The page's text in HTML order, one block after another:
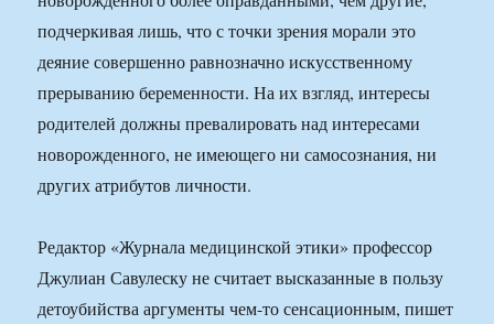
подчеркивая лишь, что с точки зрения морали это
деяние совершенно равнозначно искусственному
прерыванию беременности. На их взгляд, интересы
родителей должны превалировать над интересами
новорожденного, не имеющего ни самосознания, ни
других атрибутов личности.
Редактор «Журнала медицинской этики» профессор
Джулиан Савулеску не считает высказанные в пользу
детоубийства аргументы чем-то сенсационным, пишет